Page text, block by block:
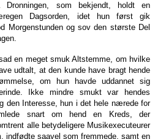
Dronningen, som bekjendt, holdt en
Dagsorden, idet hun først gik
Morgenstunden og sov den største Del
en meget smuk Altstemme, om hvilke
udtalt, at den kunde have bragt hende
om hun havde uddannet sig
Ikke mindre smukt var hendes
den Interesse, hun i det hele nærede for
snart om hend en Kreds, der
alle betydeligere Musikexecuteurer
indfødte saavel som fremmede, samt en